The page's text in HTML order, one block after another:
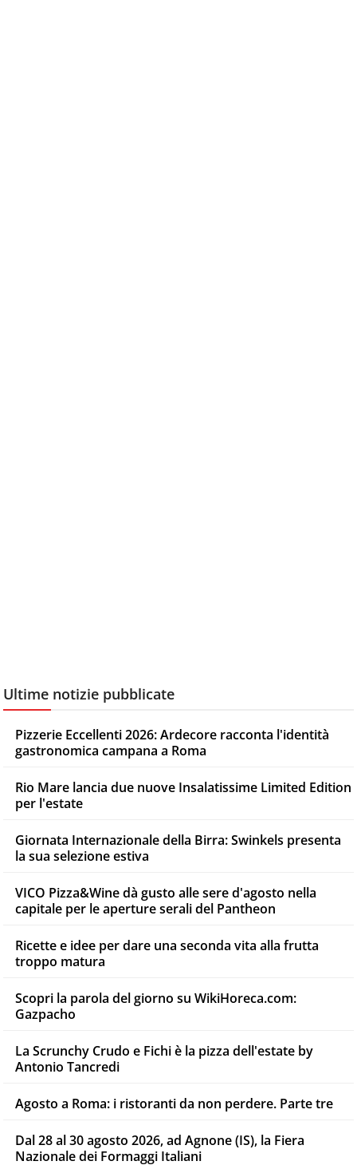
Ultime notizie pubblicate
Pizzerie Eccellenti 2026: Ardecore racconta l'identità
gastronomica campana a Roma
Rio Mare lancia due nuove Insalatissime Limited Edition
per l'estate
Giornata Internazionale della Birra: Swinkels presenta
la sua selezione estiva
VICO Pizza&Wine dà gusto alle sere d'agosto nella
capitale per le aperture serali del Pantheon
Ricette e idee per dare una seconda vita alla frutta
troppo matura
Scopri la parola del giorno su WikiHoreca.com:
Gazpacho
La Scrunchy Crudo e Fichi è la pizza dell'estate by
Antonio Tancredi
Agosto a Roma: i ristoranti da non perdere. Parte tre
Dal 28 al 30 agosto 2026, ad Agnone (IS), la Fiera
Nazionale dei Formaggi Italiani